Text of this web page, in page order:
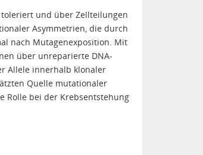
toleriert und über Zellteilungen
Asymmetrien, die durch
nach Mutagenexposition. Mit
über unreparierte DNA-
Allele innerhalb klonaler
Quelle mutationaler
Rolle bei der Krebsentstehung